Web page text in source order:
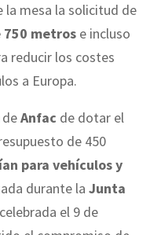
la mesa la solicitud de
metros e incluso
reducir los costes
a Europa.
Anfac de dotar el
de 450
para vehículos y
durante la Junta
celebrada el 9 de